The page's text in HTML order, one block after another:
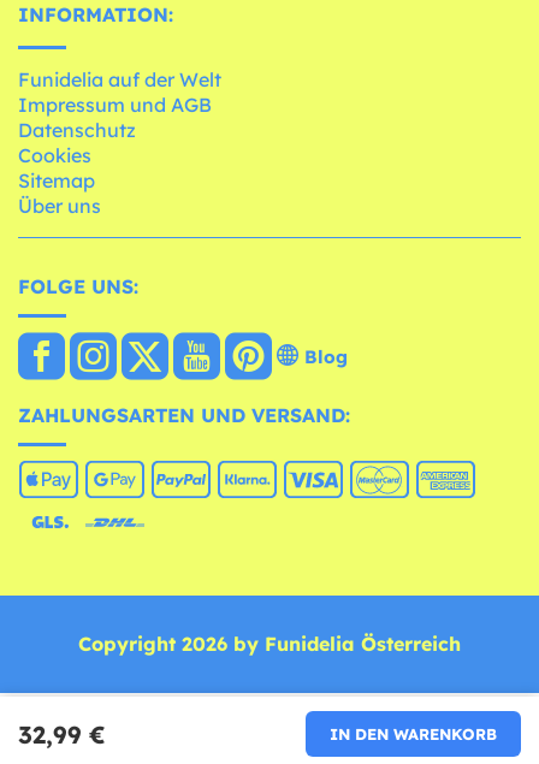
32,99 € IN DEN WARENKORB
INFORMATION:
Funidelia auf der Welt
Impressum und AGB
Datenschutz
Cookies
Sitemap
Über uns
FOLGE UNS:
Blog
ZAHLUNGSARTEN UND VERSAND:
Copyright 2026 by Funidelia Österreich